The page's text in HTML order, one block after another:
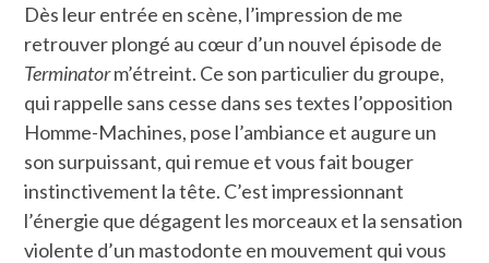
Dès leur entrée en scène, l’impression de me
retrouver plongé au cœur d’un nouvel épisode de
Terminatorm’étreint. Ce son particulier du groupe,
qui rappelle sans cesse dans ses textes l’opposition
Homme-Machines, pose l’ambiance et augure un
son surpuissant, qui remue et vous fait bouger
instinctivement la tête. C’est impressionnant
l’énergie que dégagent les morceaux et la sensation
violente d’un mastodonte en mouvement qui vous